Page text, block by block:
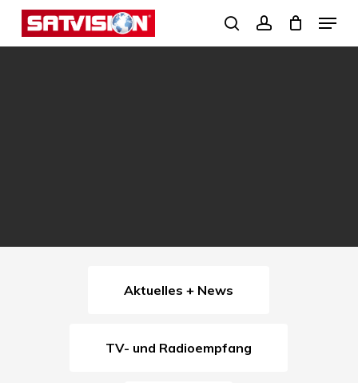
Skip
search
Menu
Aktuelles + News
TV- und Radioempfang